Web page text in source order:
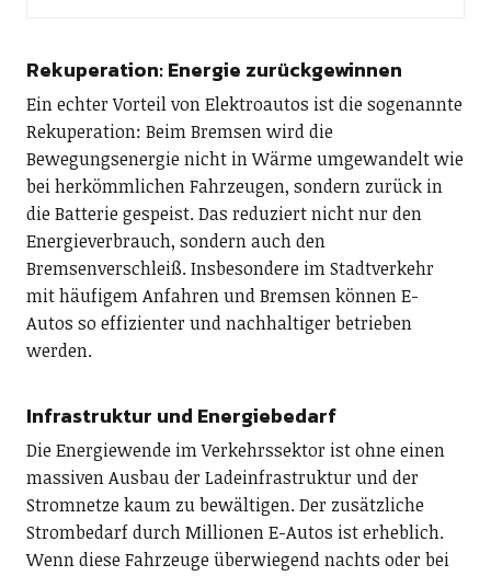
Rekuperation: Energie zurückgewinnen
Ein echter Vorteil von Elektroautos ist die sogenannte
Rekuperation: Beim Bremsen wird die
Bewegungsenergie nicht in Wärme umgewandelt wie
bei herkömmlichen Fahrzeugen, sondern zurück in
die Batterie gespeist. Das reduziert nicht nur den
Energieverbrauch, sondern auch den
Bremsenverschleiß. Insbesondere im Stadtverkehr
mit häufigem Anfahren und Bremsen können E-
Autos so effizienter und nachhaltiger betrieben
werden.
Infrastruktur und Energiebedarf
Die Energiewende im Verkehrssektor ist ohne einen
massiven Ausbau der Ladeinfrastruktur und der
Stromnetze kaum zu bewältigen. Der zusätzliche
Strombedarf durch Millionen E-Autos ist erheblich.
Wenn diese Fahrzeuge überwiegend nachts oder bei